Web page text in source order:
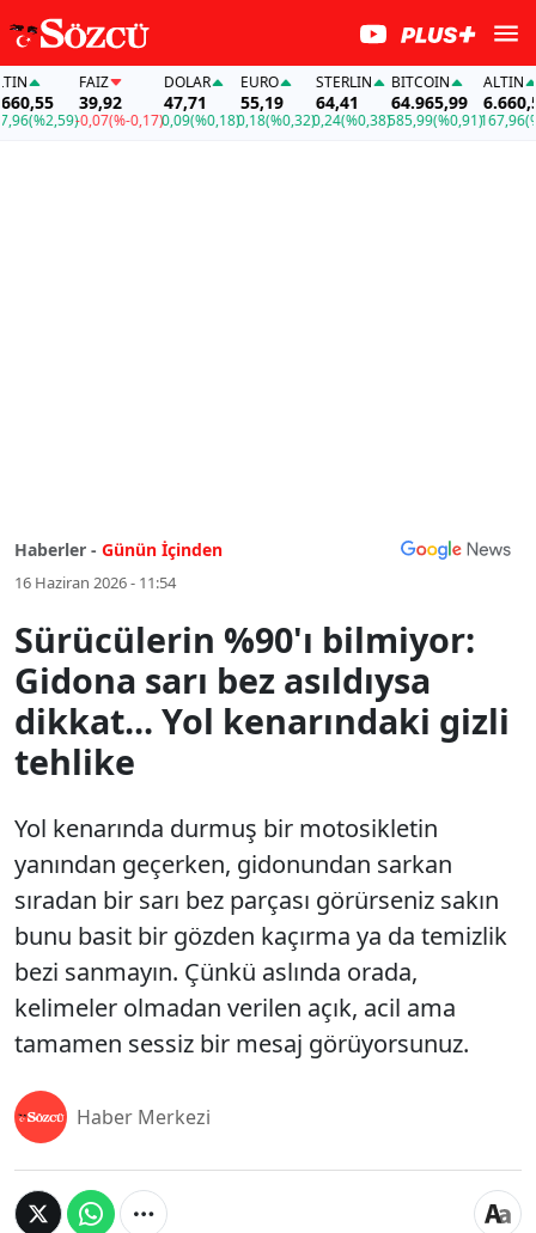
(%2,59)
FAİZ
39,92
-0,07(%-0,17)
DOLAR
47,71
0,09(%0,18)
EURO
55,19
0,18(%0,32)
STERLIN
64,41
0,24(%0,38)
BITCOIN
64.965,99
585,99(%0,91)
ALTIN
6.660,55
167,96
Haberler - Günün İçinden
16 Haziran 2026 - 11:54
Sürücülerin %90'ı bilmiyor:
Gidona sarı bez asıldıysa
dikkat... Yol kenarındaki gizli
tehlike
Yol kenarında durmuş bir motosikletin
yanından geçerken, gidonundan sarkan
sıradan bir sarı bez parçası görürseniz sakın
bunu basit bir gözden kaçırma ya da temizlik
bezi sanmayın. Çünkü aslında orada,
kelimeler olmadan verilen açık, acil ama
tamamen sessiz bir mesaj görüyorsunuz.
Haber Merkezi